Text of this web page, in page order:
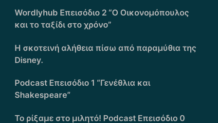
Wordlyhub Επεισόδιο 2 “Ο Οικονομόπουλος
και το ταξίδι στο χρόνο”
Η σκοτεινή αλήθεια πίσω από παραμύθια της
Disney.
Podcast Επεισόδιο 1 “Γενέθλια και
Shakespeare”
Το ρίξαμε στο μιλητό! Podcast Επεισόδιο 0